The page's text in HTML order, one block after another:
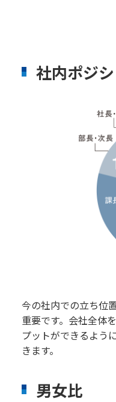
社内ポジ
今の社内での立ち位
重要です。会社全体
プットができるよう
きます。
男女比